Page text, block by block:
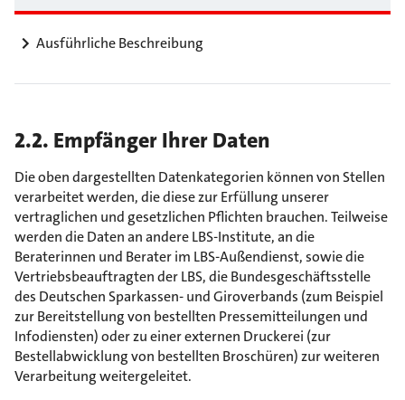
Ausführliche Beschreibung
2.2. Empfänger Ihrer Daten
Die oben dargestellten Datenkategorien können von Stellen
verarbeitet werden, die diese zur Erfüllung unserer
vertraglichen und gesetzlichen Pflichten brauchen. Teilweise
werden die Daten an andere LBS-Institute, an die
Beraterinnen und Berater im LBS-Außendienst, sowie die
Vertriebsbeauftragten der LBS, die Bundesgeschäftsstelle
des Deutschen Sparkassen- und Giroverbands (zum Beispiel
zur Bereitstellung von bestellten Pressemitteilungen und
Infodiensten) oder zu einer externen Druckerei (zur
Bestellabwicklung von bestellten Broschüren) zur weiteren
Verarbeitung weitergeleitet.